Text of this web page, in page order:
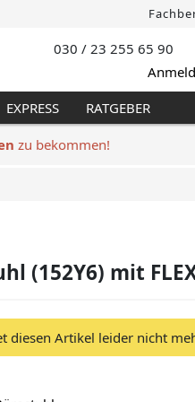
030 / 23 255 65 90
EXPRESS RATGEBER
zu bekommen!
(152Y6) mit
diesen Artikel leider nicht